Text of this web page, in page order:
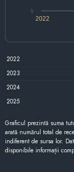
2022
5
2022
2023
2024
2025
Graficul prezintă suma
arată numărul total de
indiferent de sursa lor.
disponibile informații